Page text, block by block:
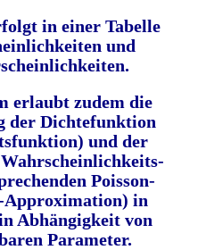
in einer Tabelle
und
erlaubt zudem die
der Dichtefunktion
und der
Wahrscheinlichkeits-
Poisson-
Approximation) in
Abhängigkeit von
Parameter.